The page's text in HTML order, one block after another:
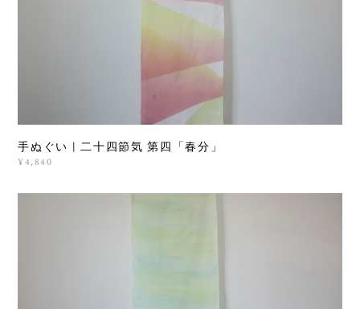
手ぬぐい | 二十四節気 第四「春分」
¥4,840